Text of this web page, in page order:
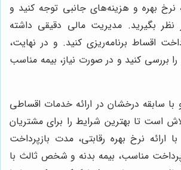
نرخ بهره و هزینه‌های جانبی توجه کنید و
نظر بگیرید. مدیریت مالی دقیقی داشته
اقساط برنامه‌ریزی کنید. و در نهایت،
بررسی کنید و در صورت نیاز، بیمه مناسب
سابقه درخشان در ارائه خدمات اقساطی
است تا بهترین شرایط را برای مشتریان
ارائه نرخ بهره رقابتی، مدت بازپرداخت
مناسب، بیمه بدنه و شخص ثالث با